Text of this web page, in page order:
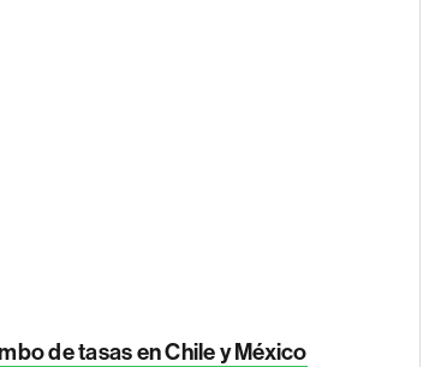
de tasas en Chile y México